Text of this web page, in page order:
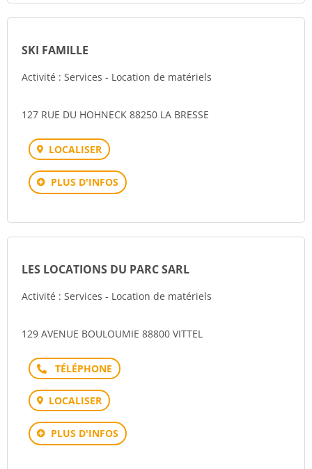
SKI FAMILLE
Activité : Services - Location de matériels
127 RUE DU HOHNECK 88250 LA BRESSE
LOCALISER
PLUS D'INFOS
LES LOCATIONS DU PARC SARL
Activité : Services - Location de matériels
129 AVENUE BOULOUMIE 88800 VITTEL
Téléphone
LOCALISER
PLUS D'INFOS